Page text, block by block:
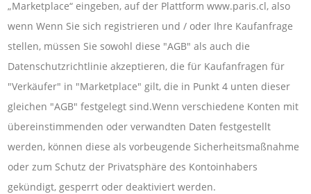
„Marketplace“ eingeben, auf der Plattform www.paris.cl, also
wenn Wenn Sie sich registrieren und / oder Ihre Kaufanfrage
stellen, müssen Sie sowohl diese "AGB" als auch die
Datenschutzrichtlinie akzeptieren, die für Kaufanfragen für
"Verkäufer" in "Marketplace" gilt, die in Punkt 4 unten dieser
gleichen "AGB" festgelegt sind.Wenn verschiedene Konten mit
übereinstimmenden oder verwandten Daten festgestellt
werden, können diese als vorbeugende Sicherheitsmaßnahme
oder zum Schutz der Privatsphäre des Kontoinhabers
gekündigt, gesperrt oder deaktiviert werden.